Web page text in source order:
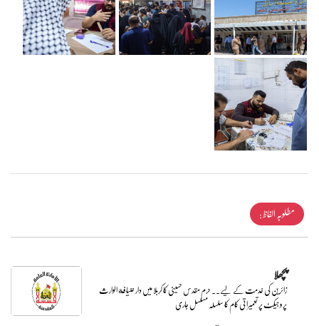
مطلوبہ الفاظ :
پچھلا
زائرین کی خدمت کے لیے.. حرم مقدس حسینی کا کربلا میں دار ضیافة الوارث
پروجیکٹ پر تعمیراتی کام کا سلسلہ مسلسل جاری